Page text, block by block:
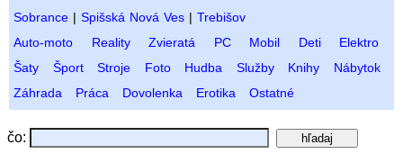
Sobrance | Spišská Nová Ves | Trebišov
Auto-moto
Reality Zvieratá PC Mobil Deti
Elektro
Šaty
Šport Stroje Foto Hudba Služby Knihy
Nábytok
Záhrada
Práca Dovolenka Erotika Ostatné
čo: